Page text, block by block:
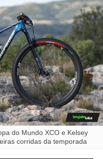
do Mundo XCO e Kelsey
corridas da temporada